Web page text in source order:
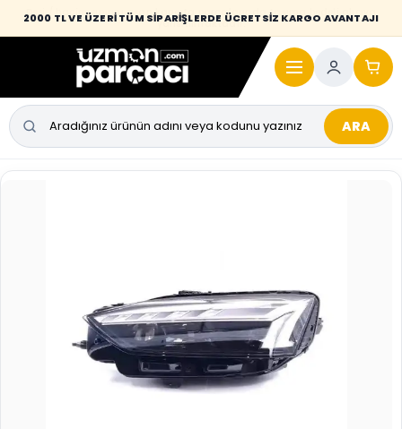
2000 TL VE ÜZERİ TÜM SİPARİŞLERDE ÜCRETSİZ KARGO AVANTAJI
Desi / hacim sınırını aşan kaporta parçalarında taşıma bedeli alıcıya
yansıtılmaktadır.
ARA